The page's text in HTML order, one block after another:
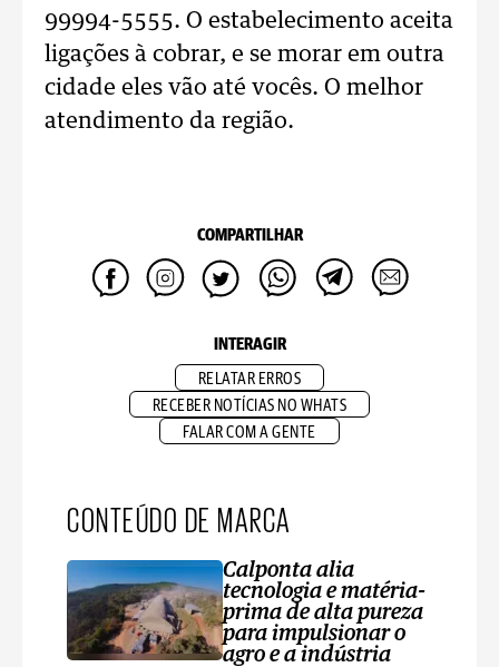
99994-5555. O estabelecimento aceita
ligações à cobrar, e se morar em outra
cidade eles vão até vocês. O melhor
atendimento da região.
COMPARTILHAR
INTERAGIR
RELATAR ERROS
RECEBER NOTÍCIAS NO WHATS
FALAR COM A GENTE
CONTEÚDO DE MARCA
Calponta alia
tecnologia e matéria-
prima de alta pureza
para impulsionar o
agro e a indústria